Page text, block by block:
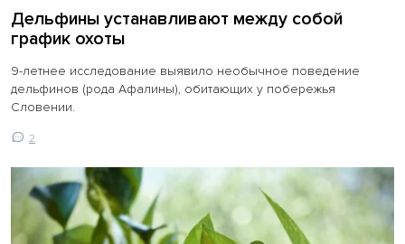
Дельфины устанавливают между собой
график охоты
9-летнее исследование выявило необычное поведение
дельфинов (рода Афалины), обитающих у побережья
Словении.
2